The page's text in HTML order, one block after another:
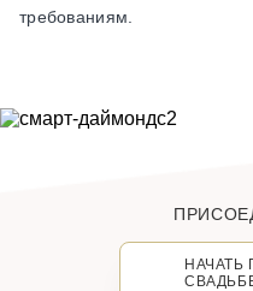
требованиям.
НАЧАТЬ